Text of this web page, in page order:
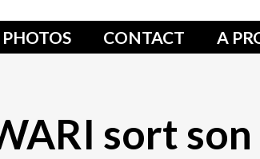
PHOTOS CONTACT A
sort